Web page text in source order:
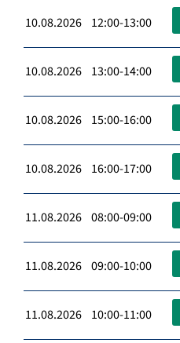
10.08.2026 12:00-13:00
10.08.2026 13:00-14:00
10.08.2026 15:00-16:00
10.08.2026 16:00-17:00
11.08.2026 08:00-09:00
11.08.2026 09:00-10:00
11.08.2026 10:00-11:00